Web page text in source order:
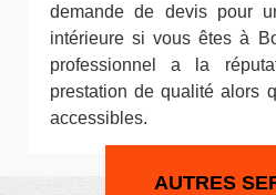
demande de devis pour
intérieure si vous êtes à
professionnel a la
prestation de qualité alors
accessibles.
AUTRES